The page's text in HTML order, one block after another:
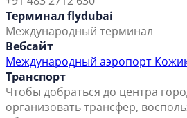
Терминал flydubai
Международный терминал
Вебсайт
Международный аэропорт
Транспорт
Чтобы добраться до центра
организовать трансфер,